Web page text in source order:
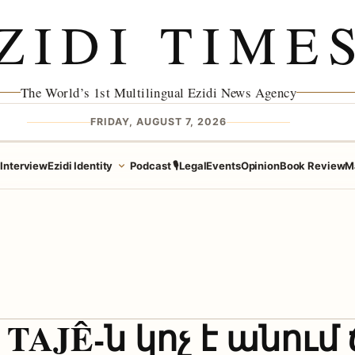
TIMES
The World’s 1st Multilingual Ezidi News Agency
FRIDAY, AUGUST 7, 2026
InterviewEzidi Identity Podcast 🎙️LegalEventsOpinionBook Review
TAJÊ-ն կոչ է